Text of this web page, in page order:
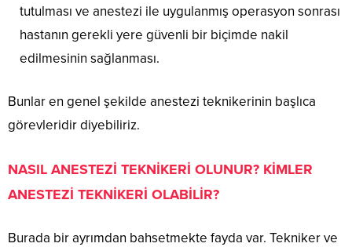
tutulması ve anestezi ile uygulanmış operasyon sonrası
hastanın gerekli yere güvenli bir biçimde nakil
edilmesinin sağlanması.
Bunlar en genel şekilde anestezi teknikerinin başlıca
görevleridir diyebiliriz.
NASIL ANESTEZİ TEKNİKERİ OLUNUR? KİMLER
ANESTEZİ TEKNİKERİ OLABİLİR?
Burada bir ayrımdan bahsetmekte fayda var. Tekniker ve